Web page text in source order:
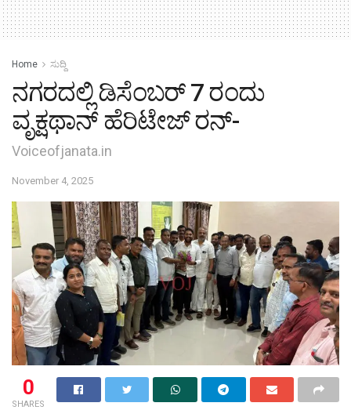
Home ಸುದ್ದಿ
ನಗರದಲ್ಲಿ ಡಿಸೆಂಬರ್ 7 ರಂದು
ವೃಕ್ಷಥಾನ್ ಹೆರಿಟೇಜ್ ರನ್-
Voiceofjanata.in
November 4, 2025
0
SHARES